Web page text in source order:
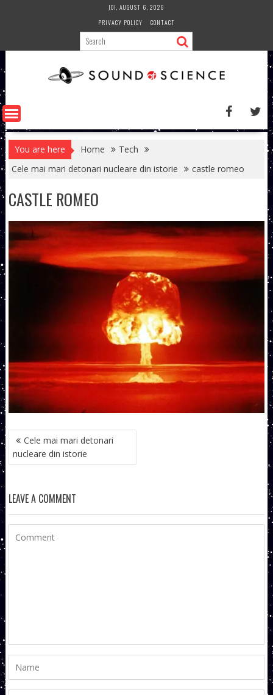
JOI, AUGUST 6, 2026
PRIVACY POLICY
CONTACT
You are here Home
Tech
Cele mai mari detonari nucleare din istorie
castle romeo
CASTLE ROMEO
NAVIGARE
ÎN
ARTICOLE
Cele mai mari detonari
nucleare din istorie
LEAVE A COMMENT